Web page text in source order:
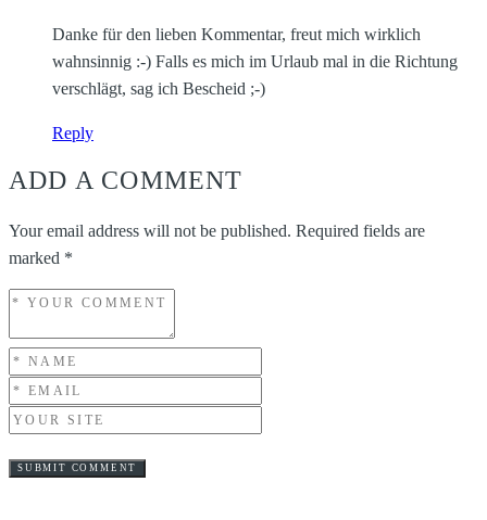
Danke für den lieben Kommentar, freut mich wirklich
wahnsinnig :-) Falls es mich im Urlaub mal in die Richtung
verschlägt, sag ich Bescheid ;-)
Reply
ADD A COMMENT
Your email address will not be published. Required fields are
marked *